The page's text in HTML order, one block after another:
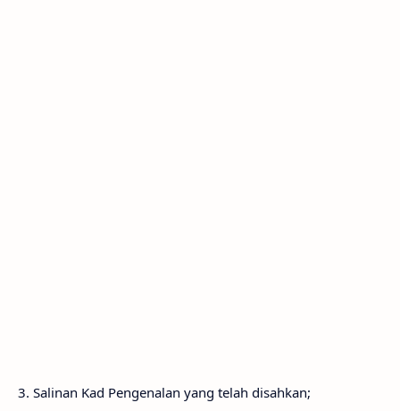
3. Salinan Kad Pengenalan yang telah disahkan;